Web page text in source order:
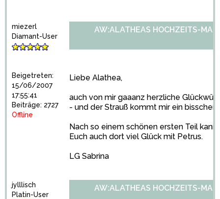
miezerl
Diamant-User
Beigetreten:
15/06/2007
17:55:41
Beiträge: 2727
Offline
AW:ALATHEAS HOCHZEITS-
Liebe Alathea,
auch von mir gaaanz herzliche
- und der Strauß kommt mir ein
Nach so einem schönen ersten Teil
Euch auch dort viel Glück mit Petrus.
LG Sabrina
jylllisch
Platin-User
AW:ALATHEAS HOCHZEITS-